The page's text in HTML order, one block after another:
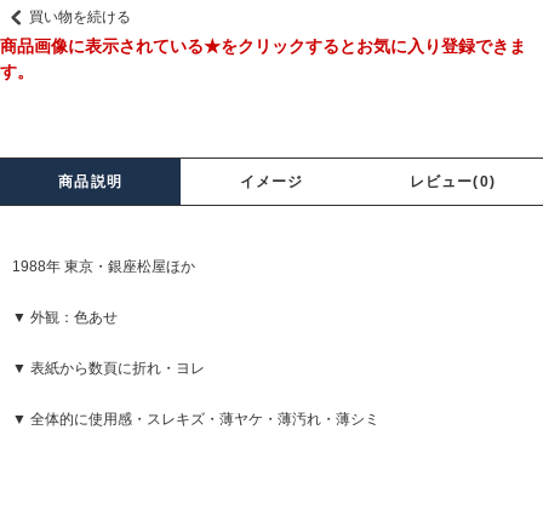
買い物を続ける
商品画像に表示されている★をクリックするとお気に入り登録できま
す。
商品説明 イメージ レビュー(0)
1988年 東京・銀座松屋ほか
▼ 外観：色あせ
▼ 表紙から数頁に折れ・ヨレ
▼ 全体的に使用感・スレキズ・薄ヤケ・薄汚れ・薄シミ